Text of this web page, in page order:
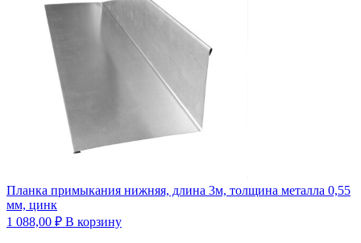
Планка примыкания нижняя, длина 3м, толщина металла 0,55
мм, цинк
1 088,00 ₽ В корзину